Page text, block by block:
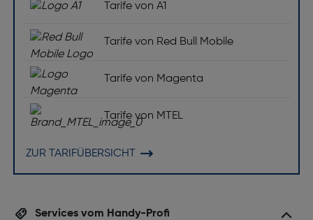
Tarife von A1
Tarife von Red Bull Mobile
Tarife von Magenta
Tarife von MTEL
ZUR TARIFÜBERSICHT
Services vom Handy-Profi